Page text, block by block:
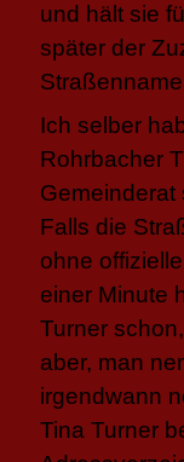
und hält sie
später der
Ich selber
Rohrbacher
Gemeinderat
Falls die
ohne
einer Minute
Turner
aber, man
irgendwann
Tina Turner